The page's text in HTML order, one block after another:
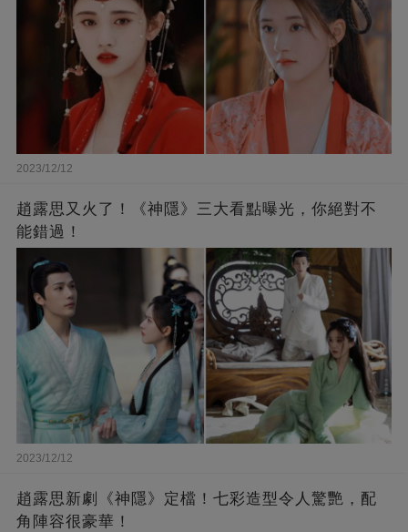
2023/12/12
趙露思又火了！《神隱》三大看點曝光，你絕對不
能錯過！
2023/12/12
趙露思新劇《神隱》定檔！七彩造型令人驚艷，配
角陣容很豪華！